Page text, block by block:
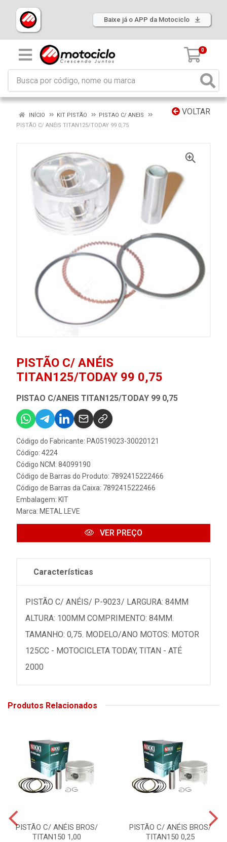
Baixe já o APP da Motociclo
0
VOLTAR
INÍCIO KIT PISTÃO
PISTAO C/ ANEIS
PISTÃO C/ ANÉIS TITAN125/TODAY 99 0,75
PISTÃO C/ ANÉIS
TITAN125/TODAY 99 0,75
PISTAO C/ANEIS TITAN125/TODAY 99 0,75
Código do Fabricante: PA0519023-30020121
Código: 4224
Código NCM: 84099190
Código de Barras do Produto: 7892415222466
Código de Barras da Caixa: 7892415222466
Embalagem: KIT
Marca: METAL LEVE
VER PREÇO
Características
PISTÃO C/ ANÉIS/ P-9023/ LARGURA: 84MM
ALTURA: 100MM COMPRIMENTO: 84MM.
TAMANHO: 0,75. MODELO/ANO MOTOS: MOTOR
125CC - MOTOCICLETA TODAY, TITAN - ATÉ
2000
Produtos Relacionados
PISTÃO C/ ANÉIS BROS/
TITAN150 1,00
PISTÃO C/ ANÉIS BROS/
TITAN150 0,25